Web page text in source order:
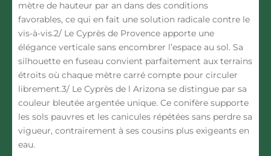
mètre de hauteur par an dans des conditions
favorables, ce qui en fait une solution radicale contre le
vis-à-vis.2/ Le Cyprès de Provence apporte une
élégance verticale sans encombrer l’espace au sol. Sa
silhouette en fuseau convient parfaitement aux terrains
étroits où chaque mètre carré compte pour circuler
librement.3/ Le Cyprès de l Arizona se distingue par sa
couleur bleutée argentée unique. Ce conifère supporte
les sols pauvres et les canicules répétées sans perdre sa
vigueur, contrairement à ses cousins plus exigeants en
eau.